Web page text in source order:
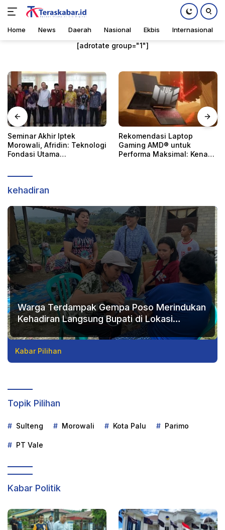
Home News Daerah Nasional Ekbis Internasional
[adrotate group="1"]
Rekomendasi Laptop
Gaming AMD® untuk
Performa Maksimal: Kenapa
Investor di Pasar Modal
Indonesia Tumbuh 47,63%,
Total 30, 06 Juta Investor
kehadiran
Daerah ,Home Sabtu, 26 Juli 2025
Warga Terdampak Gempa Poso Merindukan
Kehadiran Langsung Bupati di Lokasi
Bencana
Kabar Pilihan
Topik Pilihan
Sulteng Morowali Kota Palu Parimo
PT Vale
Kabar Politik